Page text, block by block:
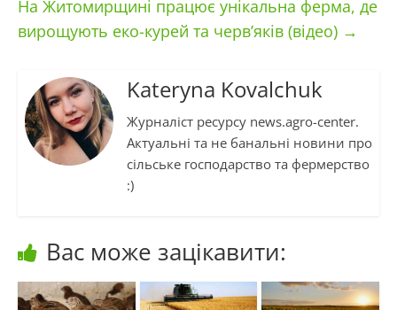
На Житомирщині працює унікальна ферма, де
вирощують еко-курей та черв’яків (відео) →
Kateryna Kovalchuk
Журналіст ресурсу news.agro-center.
Актуальні та не банальні новини про
сільське господарство та фермерство
:)
Вас може зацікавити: